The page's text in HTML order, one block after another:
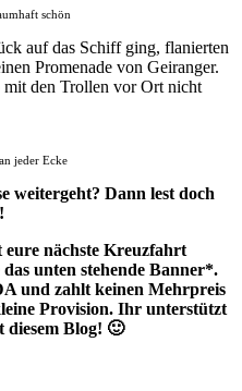
schön
auf das Schiff ging, flanierten
Promenade von Geiranger.
den Trollen vor Ort nicht
jeder Ecke
weitergeht? Dann lest doch
nächste Kreuzfahrt
unten stehende Banner*.
und zahlt keinen Mehrpreis
Provision. Ihr unterstützt
diesem Blog! 🙂